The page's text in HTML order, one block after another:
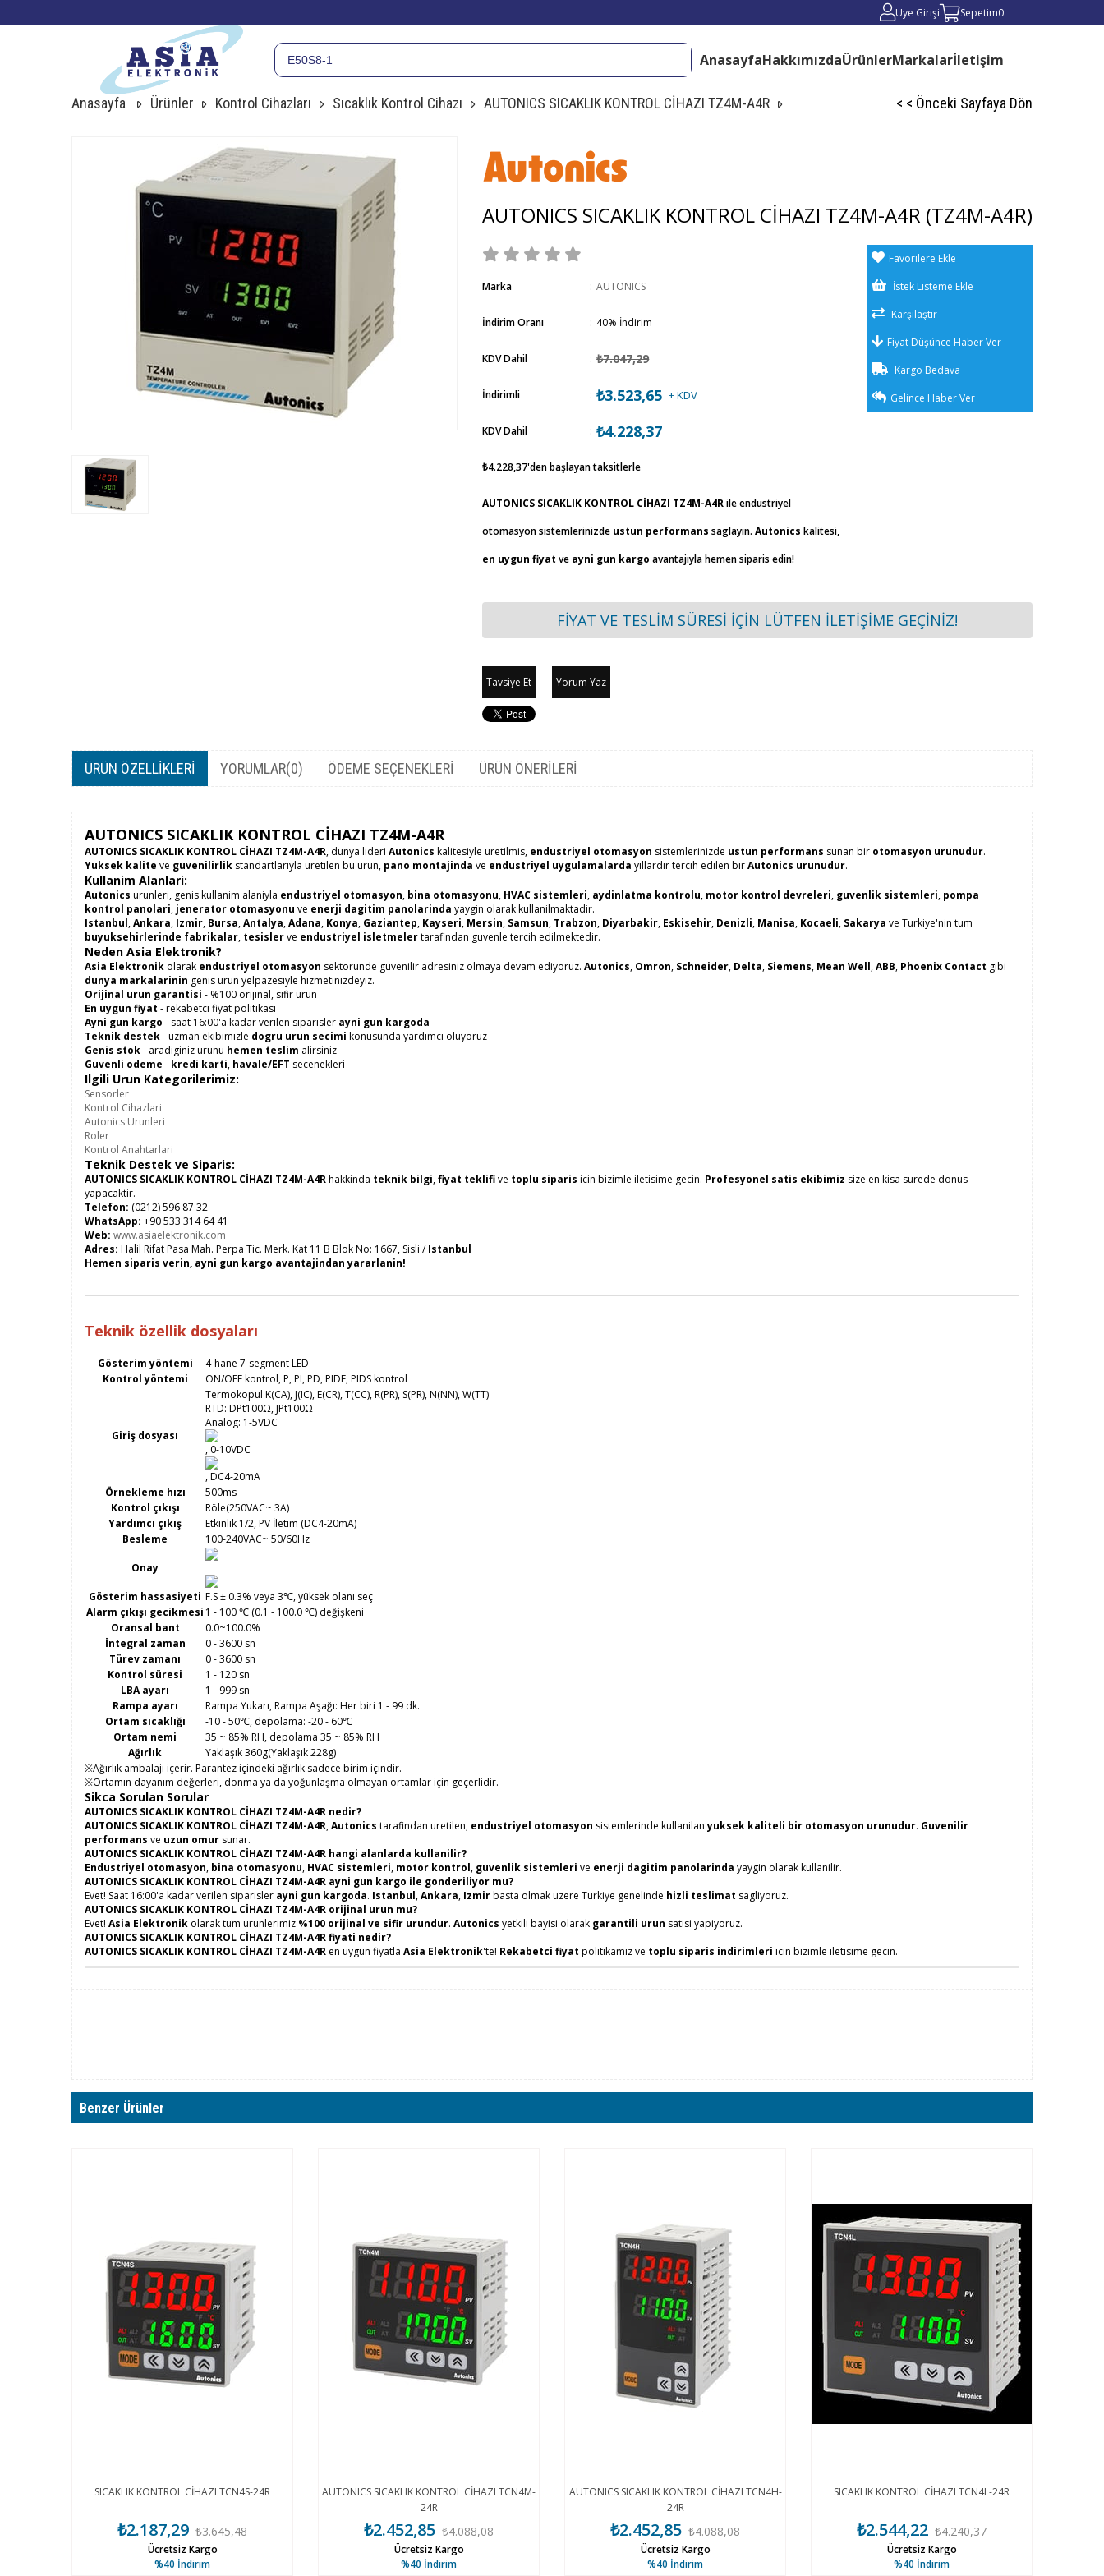
Üye Girişi Sepetim0
AnasayfaHakkımızdaÜrünlerMarkalarİletişim
Anasayfa Ürünler Kontrol Cihazları Sıcaklık Kontrol Cihazı AUTONICS SICAKLIK KONTROL CİHAZI TZ4M-A4R < < Önceki Sayfaya Dön
AUTONICS SICAKLIK KONTROL CİHAZI TZ4M-A4R (TZ4M-A4R)
Marka : AUTONICS
İndirim Oranı : %
40 İndirim
KDV Dahil : ₺7.047,29
İndirimli : ₺3.523,65 + KDV
KDV Dahil : ₺4.228,37
₺4.228,37'den başlayan taksitlerle
AUTONICS SICAKLIK KONTROL CİHAZI TZ4M-A4Rile endustriyel
otomasyon sistemlerinizde ustun performans saglayin. Autonics kalitesi,
en uygun fiyat ve ayni gun kargo avantajıyla hemen siparis edin!
Favorilere Ekle
İstek Listeme Ekle
Karşılaştır
Fiyat Düşünce Haber Ver
Kargo Bedava
Gelince Haber Ver
FİYAT VE TESLİM SÜRESİ İÇİN LÜTFEN İLETİŞİME GEÇİNİZ!
Tavsiye Et Yorum Yaz
ÜRÜN ÖZELLIKLERI YORUMLAR(0) ÖDEME SEÇENEKLERI ÜRÜN ÖNERILERI
AUTONICS SICAKLIK KONTROL CİHAZI TZ4M-A4R
AUTONICS SICAKLIK KONTROL CİHAZI TZ4M-A4R, dunya lideri Autonics kalitesiyle uretilmis, endustriyel otomasyon sistemlerinizde ustun performans sunan bir otomasyon urunudur.
Yuksek kalite ve guvenilirlik standartlariyla uretilen bu urun, pano montajinda ve endustriyel uygulamalarda yillardir tercih edilen birAutonics urunudur.
Kullanim Alanlari:
Autonics urunleri, genis kullanim alaniyla endustriyel otomasyon, bina otomasyonu, HVAC sistemleri, aydinlatma kontrolu, motor kontrol devreleri, guvenlik sistemleri, pompa
kontrol panolari, jenerator otomasyonu ve enerji dagitim panolarinda yaygin olarak kullanilmaktadir.
Istanbul,Ankara, Izmir, Bursa,Antalya,Adana, Konya, Gaziantep, Kayseri, Mersin, Samsun, Trabzon, Diyarbakir, Eskisehir, Denizli, Manisa, Kocaeli, Sakarya ve Turkiye'nin tum
buyuksehirlerinde fabrikalar, tesislerve endustriyel isletmelertarafindan guvenle tercih edilmektedir.
Neden Asia Elektronik?
Asia Elektronik olarak endustriyel otomasyon sektorunde guvenilir adresiniz olmaya devam ediyoruz. Autonics, Omron, Schneider, Delta, Siemens, Mean Well,ABB, Phoenix Contact gibi
dunya markalarinin genis urun yelpazesiyle hizmetinizdeyiz.
Orijinal urun garantisi - %100 orijinal, sifir urun
En uygun fiyat - rekabetci fiyat politikasi
Ayni gun kargo - saat 16:00'a kadar verilen siparisler ayni gun kargoda
Teknik destek- uzman ekibimizle dogru urun secimi konusunda yardimci oluyoruz
Genis stok- aradiginiz urunu hemen teslim alirsiniz
Guvenli odeme - kredi karti, havale/EFT secenekleri
Ilgili Urun Kategorilerimiz:
Sensorler
Kontrol Cihazlari
Autonics Urunleri
Roler
Kontrol Anahtarlari
Teknik Destek ve Siparis:
AUTONICS SICAKLIK KONTROL CİHAZI TZ4M-A4Rhakkinda teknik bilgi,fiyat teklifive toplu siparis icin bizimle iletisime gecin. Profesyonel satis ekibimiz size en kisa surede donus
yapacaktir.
Telefon: (0212) 596 87 32
WhatsApp: +90 533 314 64 41
Web: www.asiaelektronik.com
Adres: Halil Rifat Pasa Mah. Perpa Tic. Merk. Kat 11 B Blok No: 1667, Sisli /Istanbul
Hemen siparis verin, ayni gun kargo avantajindan yararlanin!
Teknik özellik dosyaları
Gösterim yöntemi
4-hane 7-segment LED
Kontrol yöntemi
ON/OFF kontrol, P, PI, PD, PIDF, PIDS kontrol
Giriş dosyası
Termokopul K(CA), J(IC), E(CR), T(CC), R(PR), S(PR), N(NN), W(TT)
RTD: DPt100Ω, JPt100Ω
Analog: 1-5VDC
, 0-10VDC
, DC4-20mA
Örnekleme hızı
500ms
Kontrol çıkışı
Röle(250VAC~ 3A)
Yardımcı çıkış
Etkinlik 1/2, PV İletim (DC4-20mA)
Besleme
100-240VAC~ 50/60Hz
Onay
Gösterim hassasiyeti F.S ± 0.3% veya 3℃, yüksek olanı seç
Alarm çıkışı gecikmesi 1 - 100 ℃ (0.1 - 100.0 ℃) değişkeni
Oransal bant
0.0~100.0%
İntegral zaman
0 - 3600 sn
Türev zamanı
0 - 3600 sn
Kontrol süresi
1 - 120 sn
LBA ayarı
1 - 999 sn
Rampa ayarı
Rampa Yukarı, Rampa Aşağı: Her biri 1 - 99 dk.
Ortam sıcaklığı
-10 - 50℃, depolama: -20 - 60℃
Ortam nemi
35 ~ 85% RH, depolama 35 ~ 85% RH
Ağırlık
Yaklaşık 360g(Yaklaşık 228g)
※Ağırlık ambalajı içerir. Parantez içindeki ağırlık sadece birim içindir.
※Ortamın dayanım değerleri, donma ya da yoğunlaşma olmayan ortamlar için geçerlidir.
Sikca Sorulan Sorular
AUTONICS SICAKLIK KONTROL CİHAZI TZ4M-A4R nedir?
AUTONICS SICAKLIK KONTROL CİHAZI TZ4M-A4R,Autonics tarafindan uretilen, endustriyel otomasyon sistemlerinde kullanilanyuksek kaliteli bir otomasyon urunudur. Guvenilir
performans ve uzun omur sunar.
AUTONICS SICAKLIK KONTROL CİHAZI TZ4M-A4R hangi alanlarda kullanilir?
Endustriyel otomasyon, bina otomasyonu, HVAC sistemleri, motor kontrol, guvenlik sistemleri ve enerji dagitim panolarinda yaygin olarak kullanilir.
AUTONICS SICAKLIK KONTROL CİHAZI TZ4M-A4R ayni gun kargo ile gonderiliyor mu?
Evet! Saat 16:00'a kadar verilen siparisler ayni gun kargoda. Istanbul,Ankara, Izmirbasta olmak uzere Turkiye genelinde hizli teslimat sagliyoruz.
AUTONICS SICAKLIK KONTROL CİHAZI TZ4M-A4R orijinal urun mu?
Evet! Asia Elektronik olarak tum urunlerimiz %100 orijinal ve sifir urundur. Autonics yetkili bayisi olarak garantili urun satisi yapiyoruz.
AUTONICS SICAKLIK KONTROL CİHAZI TZ4M-A4R fiyati nedir?
AUTONICS SICAKLIK KONTROL CİHAZI TZ4M-A4R en uygun fiyatla Asia Elektronik'te! Rekabetci fiyat politikamiz ve toplu siparis indirimleri icin bizimle iletisime gecin.
Benzer Ürünler
SICAKLIK KONTROL CİHAZI TCN4S-24R
₺2.187,29 ₺3.645,48
%40 İndirim
Ücretsiz Kargo
AUTONICS SICAKLIK KONTROL CİHAZI TCN4M-
24R
₺2.452,85 ₺4.088,08
%40 İndirim
Ücretsiz Kargo
AUTONICS SICAKLIK KONTROL CİHAZI TCN4H-
24R
₺2.452,85 ₺4.088,08
%40 İndirim
Ücretsiz Kargo
SICAKLIK KONTROL CİHAZI TCN4L-24R
₺2.544,22 ₺4.240,37
%40 İndirim
Ücretsiz Kargo